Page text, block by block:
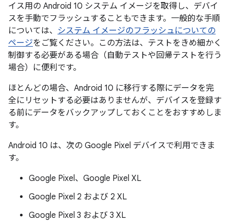
イス用の Android 10 システム イメージを取得し、デバイ
スを手動でフラッシュすることもできます。一般的な手順
については、 システム イメージのフラッシュについての
ページをご覧ください。この方法は、テストをきめ細かく
制御する必要がある場合（自動テストや回帰テストを行う
場合）に便利です。
ほとんどの場合、Android 10 に移行する際にデータを完
全にリセットする必要はありませんが、デバイスを登録す
る前にデータをバックアップしておくことをおすすめしま
す。
Android 10 は、次の Google Pixel デバイスで利用できま
す。
Google Pixel、Google Pixel XL
Google Pixel 2 および 2 XL
Google Pixel 3 および 3 XL